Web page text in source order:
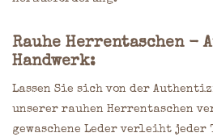
Rauhe Herrentaschen -
Handwerk:
Lassen Sie sich von der
unserer rauhen Herrentaschen
gewaschene Leder verleiht jeder